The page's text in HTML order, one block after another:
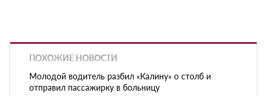
ПОХОЖИЕ НОВОСТИ
Молодой водитель разбил «Калину» о столб и
отправил пассажирку в больницу